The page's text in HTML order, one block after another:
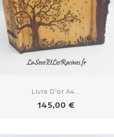
Livre D'or A4...
Prix
145,00 €